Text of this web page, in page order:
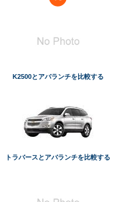
K2500とアバランチを比較する
トラバースとアバランチを比較する